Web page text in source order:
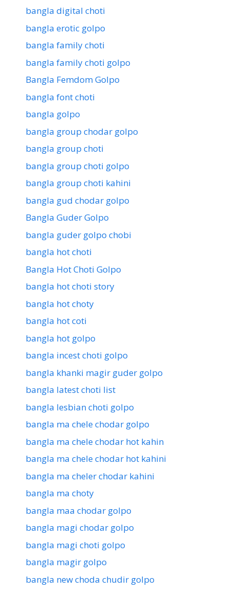
bangla digital choti
bangla erotic golpo
bangla family choti
bangla family choti golpo
Bangla Femdom Golpo
bangla font choti
bangla golpo
bangla group chodar golpo
bangla group choti
bangla group choti golpo
bangla group choti kahini
bangla gud chodar golpo
Bangla Guder Golpo
bangla guder golpo chobi
bangla hot choti
Bangla Hot Choti Golpo
bangla hot choti story
bangla hot choty
bangla hot coti
bangla hot golpo
bangla incest choti golpo
bangla khanki magir guder golpo
bangla latest choti list
bangla lesbian choti golpo
bangla ma chele chodar golpo
bangla ma chele chodar hot kahin
bangla ma chele chodar hot kahini
bangla ma cheler chodar kahini
bangla ma choty
bangla maa chodar golpo
bangla magi chodar golpo
bangla magi choti golpo
bangla magir golpo
bangla new choda chudir golpo